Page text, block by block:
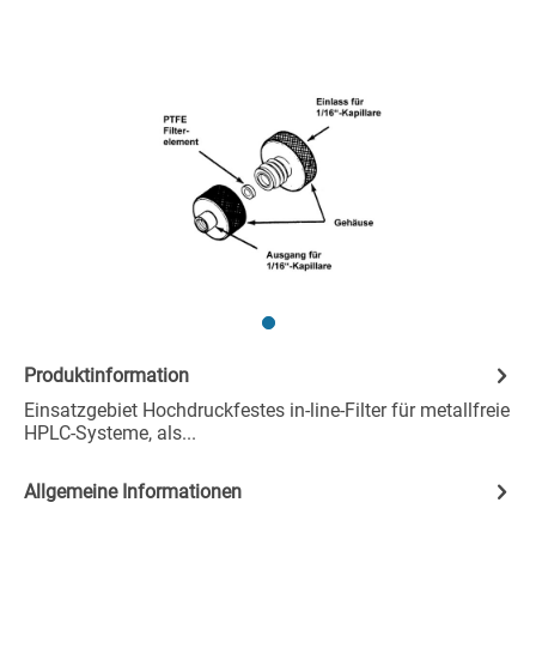
Produktinformation
Einsatzgebiet Hochdruckfestes in-line-Filter für metallfreie
HPLC-Systeme, als...
Allgemeine Informationen